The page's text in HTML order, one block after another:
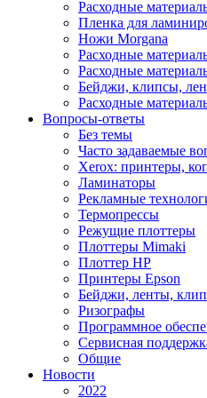
Расходные
Пленка для
Ножи Morgana
Расходные
Расходные
Бейджи, клипсы,
Расходные
Вопросы-ответы
Без темы
Часто задаваемые
Xerox: принтеры,
Ламинаторы
Рекламные
Термопрессы
Режущие плоттеры
Плоттеры Mimaki
Плоттер HP
Принтеры Epson
Бейджи, ленты,
Ризографы
Программное
Сервисная
Общие
Новости
2022